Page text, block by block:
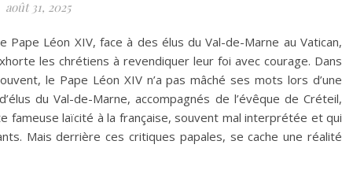
août 31, 2025
Léon XIV, face à des élus du Val-de-Marne au Vatican,
les chrétiens à revendiquer leur foi avec courage. Dans
le Pape Léon XIV n’a pas mâché ses mots lors d’une
du Val-de-Marne, accompagnés de l’évêque de Créteil,
fameuse laïcité à la française, souvent mal interprétée et qui
Mais derrière ces critiques papales, se cache une réalité